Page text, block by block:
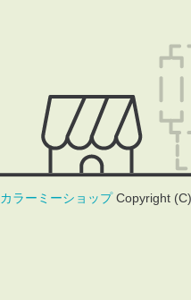
カラーミーショップCopyright